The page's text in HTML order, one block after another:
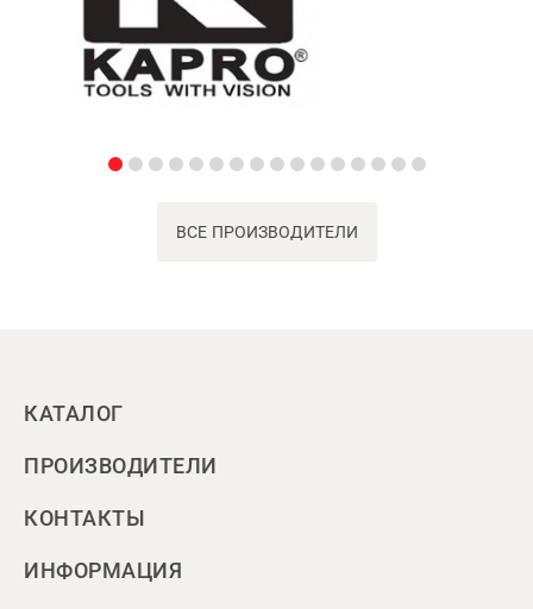
ВСЕ ПРОИЗВОДИТЕЛИ
КАТАЛОГ
ПРОИЗВОДИТЕЛИ
КОНТАКТЫ
ИНФОРМАЦИЯ